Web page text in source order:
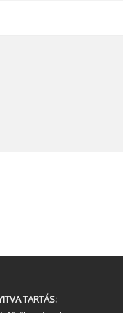
TARTÁS: